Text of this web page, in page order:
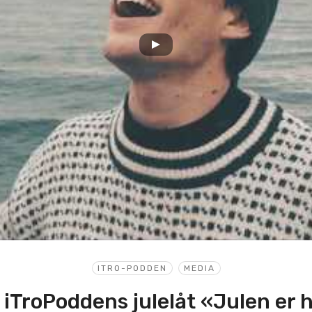
ITRO-PODDEN MEDIA
iTroPoddens julelåt «Julen er